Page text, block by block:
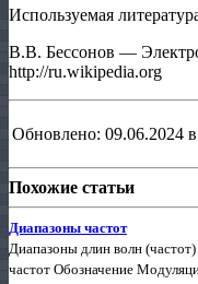
Используемая
В.В. Бессонов —
http://ru.wikipedia.org
Обновлено: 09.06.2024
Похожие статьи
Диапазоны частот
Диапазоны длин волн
частот Обозначение